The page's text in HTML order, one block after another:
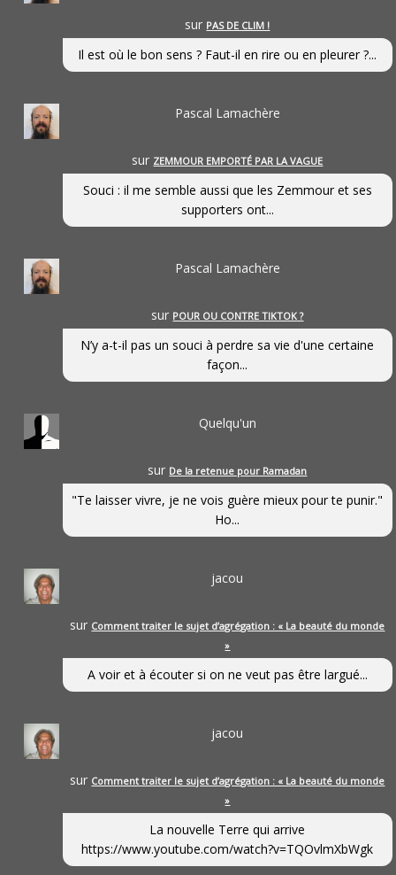
sur PAS DE CLIM !
Il est où le bon sens ? Faut-il en rire ou en pleurer ?...
Pascal Lamachère
sur ZEMMOUR EMPORTÉ PAR LA VAGUE
Souci : il me semble aussi que les Zemmour et ses
supporters ont...
Pascal Lamachère
sur POUR OU CONTRE TIKTOK ?
N’y a-t-il pas un souci à perdre sa vie d'une certaine
façon...
Quelqu'un
sur De la retenue pour Ramadan
"Te laisser vivre, je ne vois guère mieux pour te punir."
Ho...
jacou
sur Comment traiter le sujet d’agrégation : « La beauté du monde
»
A voir et à écouter si on ne veut pas être largué...
jacou
sur Comment traiter le sujet d’agrégation : « La beauté du monde
»
La nouvelle Terre qui arrive
https://www.youtube.com/watch?v=TQOvlmXbWgk